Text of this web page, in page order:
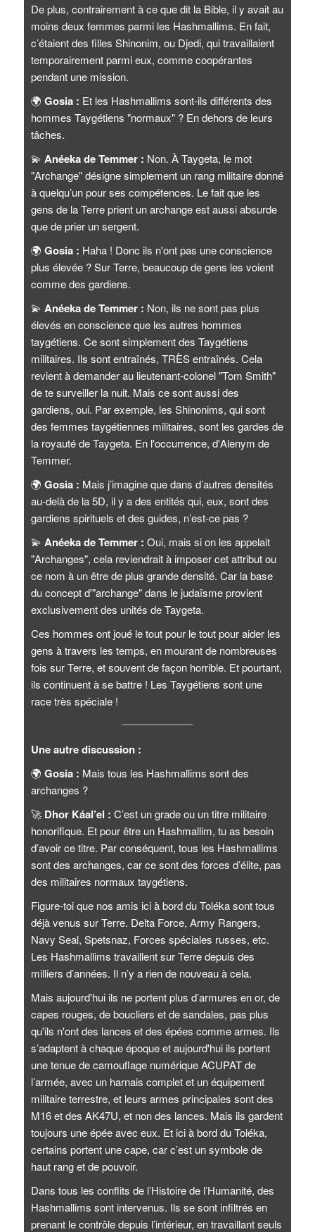
De plus, contrairement à ce que dit la Bible, il y avait au
moins deux femmes parmi les Hashmallims. En fait,
c’étaient des filles Shinonim, ou Djedi, qui travaillaient
temporairement parmi eux, comme coopérantes
pendant une mission.
🌍 Gosia : Et les Hashmallims sont-ils différents des
hommes Taygétiens "normaux" ? En dehors de leurs
tâches.
💫 Anéeka de Temmer : Non. À Taygeta, le mot
"Archange" désigne simplement un rang militaire donné
à quelqu’un pour ses compétences. Le fait que les
gens de la Terre prient un archange est aussi absurde
que de prier un sergent.
🌍 Gosia : Haha ! Donc ils n'ont pas une conscience
plus élevée ? Sur Terre, beaucoup de gens les voient
comme des gardiens.
💫 Anéeka de Temmer : Non, ils ne sont pas plus
élevés en conscience que les autres hommes
taygétiens. Ce sont simplement des Taygétiens
militaires. Ils sont entraînés, TRÈS entraînés. Cela
revient à demander au lieutenant-colonel "Tom Smith"
de te surveiller la nuit. Mais ce sont aussi des
gardiens, oui. Par exemple, les Shinonims, qui sont
des femmes taygétiennes militaires, sont les gardes de
la royauté de Taygeta. En l'occurrence, d'Alenym de
Temmer.
🌍 Gosia : Mais j’imagine que dans d’autres densités
au-delà de la 5D, il y a des entités qui, eux, sont des
gardiens spirituels et des guides, n’est-ce pas ?
💫 Anéeka de Temmer : Oui, mais si on les appelait
"Archanges", cela reviendrait à imposer cet attribut ou
ce nom à un être de plus grande densité. Car la base
du concept d'"archange" dans le judaïsme provient
exclusivement des unités de Taygeta.
Ces hommes ont joué le tout pour le tout pour aider les
gens à travers les temps, en mourant de nombreuses
fois sur Terre, et souvent de façon horrible. Et pourtant,
ils continuent à se battre ! Les Taygétiens sont une
race très spéciale !
Une autre discussion :
🌍 Gosia : Mais tous les Hashmallims sont des
archanges ?
🚀 Dhor Káal’el : C’est un grade ou un titre militaire
honorifique. Et pour être un Hashmallim, tu as besoin
d’avoir ce titre. Par conséquent, tous les Hashmallims
sont des archanges, car ce sont des forces d’élite, pas
des militaires normaux taygétiens.
Figure-toi que nos amis ici à bord du Toléka sont tous
déjà venus sur Terre. Delta Force, Army Rangers,
Navy Seal, Spetsnaz, Forces spéciales russes, etc.
Les Hashmallims travaillent sur Terre depuis des
milliers d’années. Il n’y a rien de nouveau à cela.
Mais aujourd'hui ils ne portent plus d’armures en or, de
capes rouges, de boucliers et de sandales, pas plus
qu'ils n'ont des lances et des épées comme armes. Ils
s’adaptent à chaque époque et aujourd'hui ils portent
une tenue de camouflage numérique ACUPAT de
l’armée, avec un harnais complet et un équipement
militaire terrestre, et leurs armes principales sont des
M16 et des AK47U, et non des lances. Mais ils gardent
toujours une épée avec eux. Et ici à bord du Toléka,
certains portent une cape, car c’est un symbole de
haut rang et de pouvoir.
Dans tous les conflits de l’Histoire de l’Humanité, des
Hashmallims sont intervenus. Ils se sont infiltrés en
prenant le contrôle depuis l’intérieur, en travaillant seuls